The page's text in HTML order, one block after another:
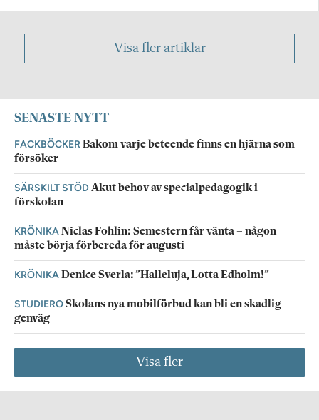
Visa fler artiklar
SENASTE NYTT
FACKBÖCKER Bakom varje beteende finns en hjärna som
försöker
SÄRSKILT STÖDAkut behov av specialpedagogik i
förskolan
KRÖNIKA Niclas Fohlin: Semestern får vänta – någon
måste börja förbereda för augusti
KRÖNIKA Denice Sverla: ”Halleluja, Lotta Edholm!”
STUDIEROSkolans nya mobilförbud kan bli en skadlig
genväg
Visa fler